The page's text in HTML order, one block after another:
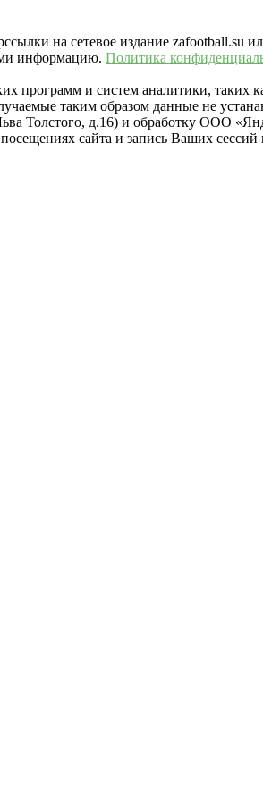
на сетевое издание zafootball.su
информацию. Политика
программ и систем аналитики,
таким образом данные не
Толстого, д.16) и обработку ООО
сайта и запись Ваших